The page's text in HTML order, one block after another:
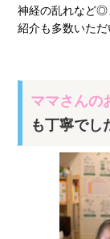
神経の乱れなど◎
紹介も多数いた
ママさんの
も丁寧でし